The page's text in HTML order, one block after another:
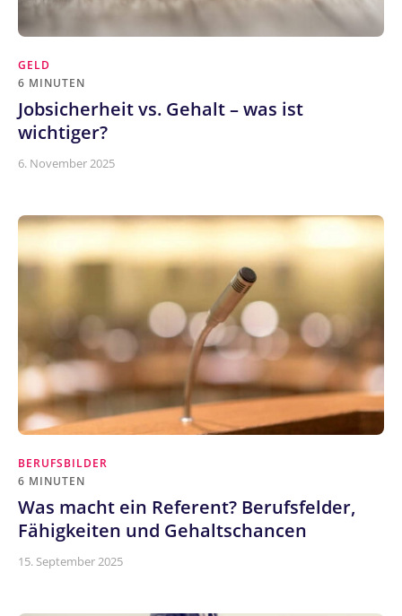
GELD
6 MINUTEN
Jobsicherheit vs. Gehalt – was ist
wichtiger?
6. November 2025
BERUFSBILDER
6 MINUTEN
Was macht ein Referent? Berufsfelder,
Fähigkeiten und Gehaltschancen
15. September 2025